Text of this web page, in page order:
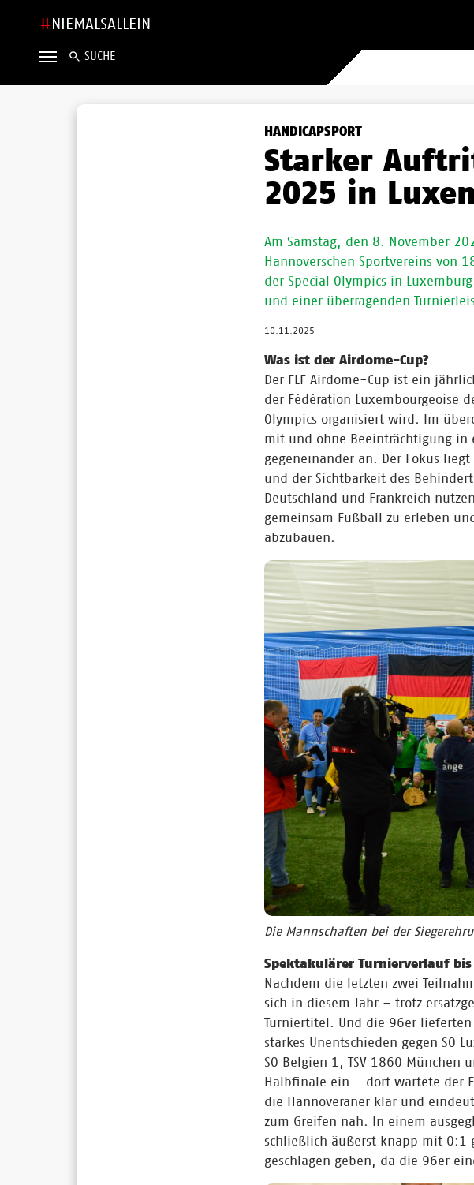
NIEMALSALLEIN
SUCHE
HANDICAPSPORT
Starker
2025 in
Am Samstag, den 8. November
Hannoverschen Sportvereins von
der Special Olympics in
und einer überragenden
10.11.2025
Was ist der Airdome-Cup?
Der FLF Airdome-Cup ist ein
der Fédération Luxembourgeoise
Olympics organisiert wird. Im
mit und ohne Beeinträchtigung
gegeneinander an. Der Fokus
und der Sichtbarkeit des
Deutschland und Frankreich
gemeinsam Fußball zu erleben
abzubauen.
Die Mannschaften bei der
Spektakulärer Turnierverlauf bis
Nachdem die letzten zwei
sich in diesem Jahr – trotz
Turniertitel. Und die 96er lieferten
starkes Unentschieden gegen SO
SO Belgien 1, TSV 1860 München
Halbfinale ein – dort wartete der
die Hannoveraner klar und
zum Greifen nah. In einem
schließlich äußerst knapp mit 0:1
geschlagen geben, da die 96er